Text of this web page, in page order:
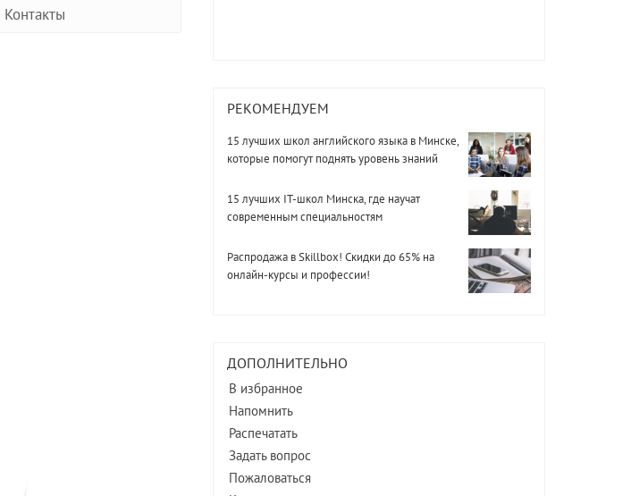
Контакты
РЕКОМЕНДУЕМ
15 лучших школ английского языка в Минске,
которые помогут поднять уровень знаний
15 лучших IT-школ Минска, где научат
современным специальностям
Распродажа в Skillbox! Скидки до 65% на
онлайн-курсы и профессии!
ДОПОЛНИТЕЛЬНО
В избранное
Напомнить
Распечатать
Задать вопрос
Пожаловаться